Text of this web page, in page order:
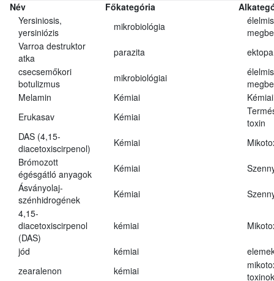
Név Főkategória
Yersiniosis,
yersiniózis
mikrobiológia
Varroa destruktor
atka
parazita
csecsemőkori
botulizmus
mikrobiológiai
Melamin
Kémiai
Kémiai
Erukasav
Kémiai
toxin
DAS (4,15-
diacetoxiscirpenol)
Kémiai
Brómozott
égésgátló anyagok
Kémiai
Ásványolaj-
szénhidrogének
Kémiai
4,15-
diacetoxiscirpenol
(DAS)
kémiai
jód kémiai
zearalenon
kémiai
toxinok